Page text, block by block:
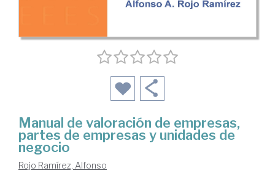
Manual de valoración de empresas,
partes de empresas y unidades de
negocio
Rojo Ramírez, Alfonso